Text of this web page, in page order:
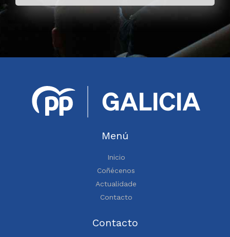
Menú
Inicio
Coñécenos
Actualidade
Contacto
Contacto